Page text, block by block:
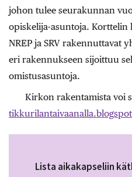
johon tulee seurakunnan
opiskelija-asuntoja.
NREP ja SRV rakennuttavat
eri rakennukseen sijoittuu
omistusasuntoja.
Kirkon rakentamista voi
Lista aikakapseliin